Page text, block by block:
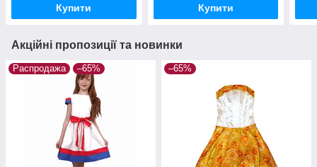
Купити Купити
Акційні пропозиції та новинки
Распродажа –65% –65%